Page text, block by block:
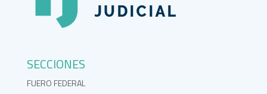
SECCIONES
FUERO FEDERAL